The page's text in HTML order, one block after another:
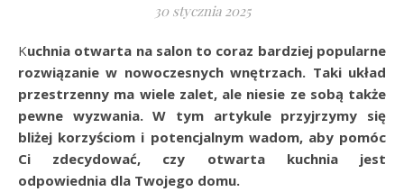
30 stycznia 2025
Kuchnia otwarta na salon to coraz bardziej popularne
rozwiązanie w nowoczesnych wnętrzach. Taki układ
przestrzenny ma wiele zalet, ale niesie ze sobą także
pewne wyzwania. W tym artykule przyjrzymy się
bliżej korzyściom i potencjalnym wadom, aby pomóc
Ci zdecydować, czy otwarta kuchnia jest
odpowiednia dla Twojego domu.